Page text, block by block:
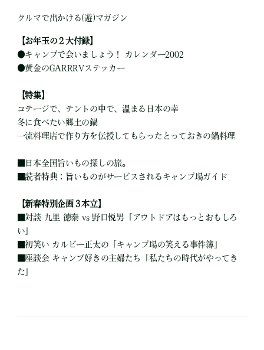
クルマで出かける(遊)マガジン
【お年玉の２大付録】
●キャンプで会いましょう！ カレンダー2002
●黄金のGARRRVステッカー
【特集】
コテージで、テントの中で、温まる日本の幸
冬に食べたい郷土の鍋
一流料理店で作り方を伝授してもらったとっておきの鍋料理
日本全国旨いもの探しの旅。
■読者特典：旨いものがサービスされるキャンプ場ガイド
【新春特別企画３本立】
■対談 九里 徳泰 vs 野口悦男「アウトドアはもっとおもしろ
い」
■初笑い カルビー正太の「キャンプ場の笑える事件簿」
座談会 キャンプ好きの主婦たち「私たちの時代がやってき
た」